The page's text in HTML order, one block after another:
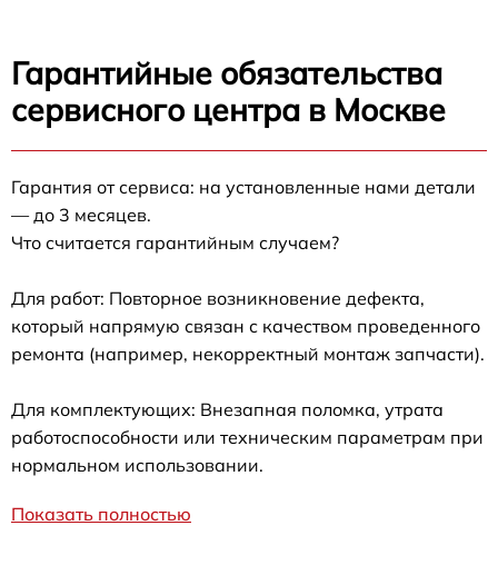
Гарантийные обязательства
сервисного центра в Москве
Гарантия от сервиса: на установленные нами детали
— до 3 месяцев.
Что считается гарантийным случаем?
Для работ: Повторное возникновение дефекта,
который напрямую связан с качеством проведенного
ремонта (например, некорректный монтаж запчасти).
Для комплектующих: Внезапная поломка, утрата
работоспособности или техническим параметрам при
нормальном использовании.
Показать полностью